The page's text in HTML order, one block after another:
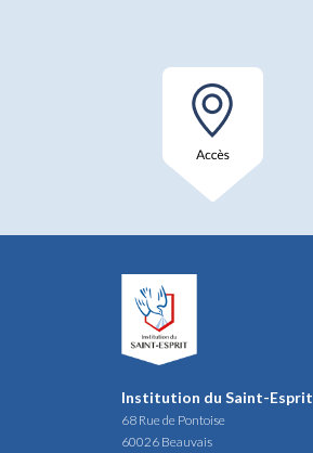
Institution du Saint-Esprit
68 Rue de Pontoise
60026 Beauvais